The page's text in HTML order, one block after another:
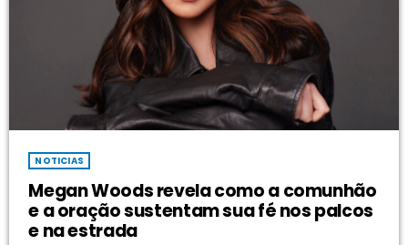
NOTICIAS
Megan Woods revela como a comunhão
e a oração sustentam sua fé nos palcos
e na estrada